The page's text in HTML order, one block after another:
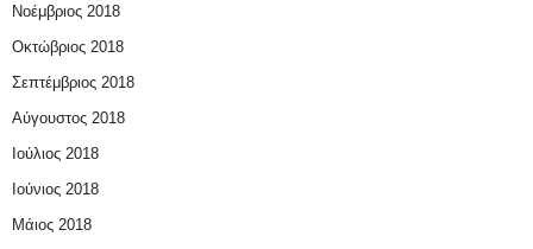
Νοέμβριος 2018
Οκτώβριος 2018
Σεπτέμβριος 2018
Αύγουστος 2018
Ιούλιος 2018
Ιούνιος 2018
Μάιος 2018